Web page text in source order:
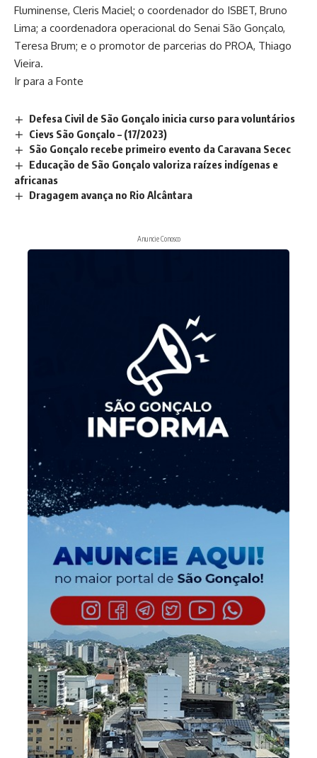
Fluminense, Cleris Maciel; o coordenador do ISBET, Bruno
Lima; a coordenadora operacional do Senai São Gonçalo,
Teresa Brum; e o promotor de parcerias do PROA, Thiago
Vieira.
Ir para a Fonte
Defesa Civil de São Gonçalo inicia curso para voluntários
Cievs São Gonçalo – (17/2023)
São Gonçalo recebe primeiro evento da Caravana Secec
Educação de São Gonçalo valoriza raízes indígenas e
africanas
Dragagem avança no Rio Alcântara
Anuncie Conosco